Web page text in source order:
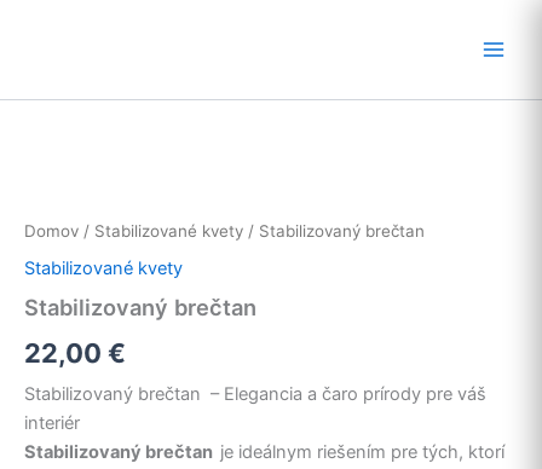
Domov / Stabilizované kvety / Stabilizovaný brečtan
Stabilizované kvety
Stabilizovaný brečtan
22,00 €
Stabilizovaný brečtan – Elegancia a čaro prírody pre váš
interiér
Stabilizovaný brečtan je ideálnym riešením pre tých, ktorí